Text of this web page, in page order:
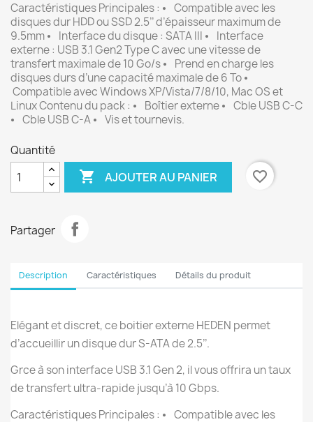
Caractéristiques Principales : ⦁ Compatible avec les
disques dur HDD ou SSD 2.5’’ d’épaisseur maximum de
9.5mm ⦁ Interface du disque : SATA III ⦁ Interface
externe : USB 3.1 Gen2 Type C avec une vitesse de
transfert maximale de 10 Go/s ⦁ Prend en charge les
disques durs d’une capacité maximale de 6 To ⦁
Compatible avec Windows XP/Vista/7/8/10, Mac OS et
Linux Contenu du pack : ⦁ Boîtier externe ⦁ Cble USB C-C
⦁ Cble USB C-A ⦁ Vis et tournevis.
Quantité
 AJOUTER AU PANIER favorite_border
Partager
Description Caractéristiques Détails du produit
Elégant et discret, ce boitier externe HEDEN permet
d’accueillir un disque dur S-ATA de 2.5’’.
Grce à son interface USB 3.1 Gen 2, il vous offrira un taux
de transfert ultra-rapide jusqu’à 10 Gbps.
Caractéristiques Principales : ⦁ Compatible avec les